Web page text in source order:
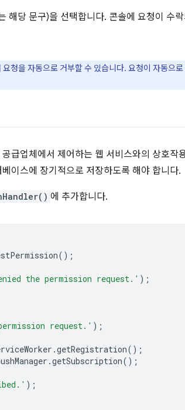
해당 문구)을 선택합니다. 콘솔에 요청이 수
청을 자동으로 거부할 수 있습니다. 요청이 자동으
급업체에서 제어하는 웹 서비스와의 상호작
이스에 장기적으로 저장하도록 해야 합니다.
에 추가합니다.
();
the permission request.' );
request.' );
.getRegistration();
.getSubscription();
);